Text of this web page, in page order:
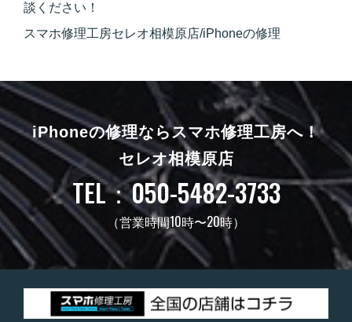
談ください！
スマホ修理工房セレオ相模原店/iPhoneの修理
iPhoneの修理ならスマホ修理工房へ！
セレオ相模原店
TEL：050-5482-3733
（営業時間10時〜20時）